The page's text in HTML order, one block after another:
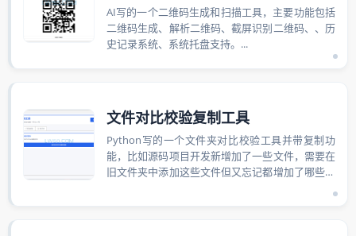
AI写的一个二维码生成和扫描工具，主要功能包括
二维码生成、解析二维码、截屏识别二维码、、历
史记录系统、系统托盘支持。...
文件对比校验复制工具
Python写的一个文件夹对比校验工具并带复制功
能，比如源码项目开发新增加了一些文件，需要在
旧文件夹中添加这些文件但又忘记都增加了哪些文